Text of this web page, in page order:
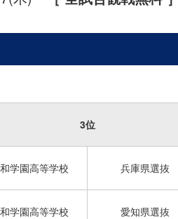
3位
学園高等学校 兵庫県選抜
学園高等学校 愛知県選抜